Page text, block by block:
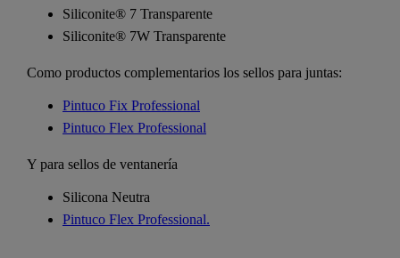
Siliconite® 7 Transparente
Siliconite® 7W Transparente
Como productos complementarios los sellos para juntas:
Pintuco Fix Professional
Pintuco Flex Professional
Y para sellos de ventanería
Silicona Neutra
Pintuco Flex Professional.